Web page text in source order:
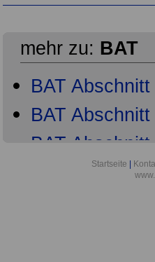
mehr zu: BAT
BAT Abschnitt
BAT
BAT
BAT
Startseite